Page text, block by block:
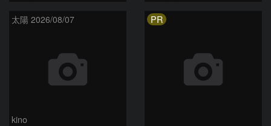
太陽 2026/08/07
kino
PR